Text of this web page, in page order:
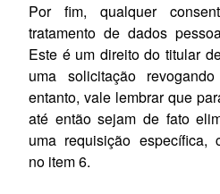
Por fim, qualquer
tratamento de dados
Este é um direito do titular
uma solicitação
entanto, vale lembrar que
até então sejam de fato
uma requisição específica,
no item 6.